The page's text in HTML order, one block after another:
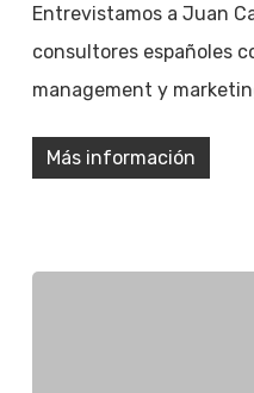
Entrevistamos a Juan
consultores españoles
management y
Más información